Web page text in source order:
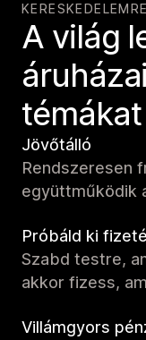
A világ
Jövőtálló
Rendszeresen
együttműködik
Próbáld ki
Szabd testre,
akkor fizess,
Villámgyors